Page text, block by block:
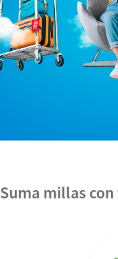
Suma millas